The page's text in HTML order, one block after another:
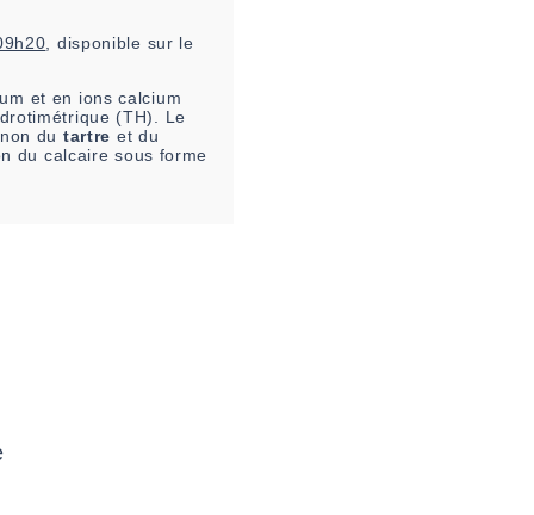
, disponible sur le
et en ions calcium
(TH). Le
du tartre et du
du calcaire sous forme